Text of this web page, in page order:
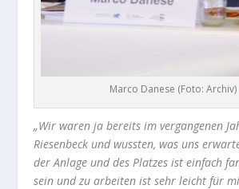
Marco Danese (Foto: Archiv)
„Wir waren ja bereits im vergangenen
Riesenbeck und wussten, was uns
der Anlage und des Platzes ist einfach
sein und zu arbeiten ist sehr leicht für